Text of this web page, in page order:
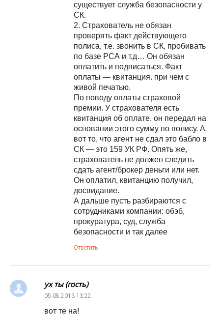
существует служба безопасности у
СК.
2. Страхователь не обязан
проверять факт действующего
полиса, т.е. звонить в СК, пробивать
по базе РСА и т.д… Он обязан
оплатить и подписаться. Факт
оплаты — квитанция. при чем с
живой печатью.
По поводу оплаты страховой
премии. У страхователя есть
квитанция об оплате. он передал на
основании этого сумму по полису. А
вот то, что агент не сдал это бабло в
СК — это 159 УК РФ. Опять же,
страхователь не должен следить
сдать агент/брокер деньги или нет.
Он оплатил, квитанцию получил,
досвидание.
А дальше пусть разбираются с
сотрудниками компании: обэб,
прокуратура, суд, служба
безопасности и так далее
Ответить
ух ты (гость)
05.08.2013 13:22
вот те на!